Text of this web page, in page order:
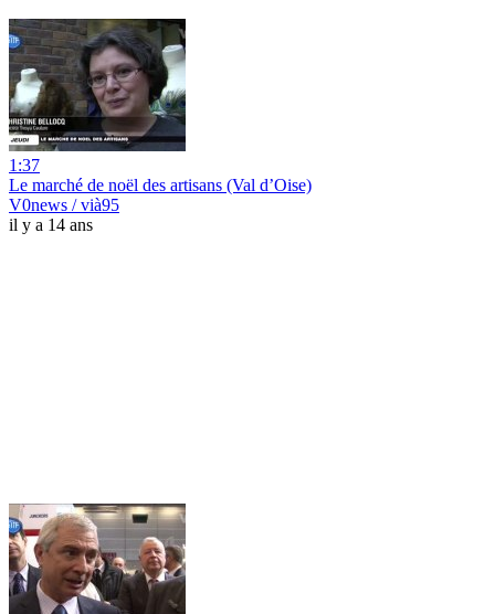
1:37
Le marché de noël des artisans (Val d’Oise)
V0news / vià95
il y a 14 ans